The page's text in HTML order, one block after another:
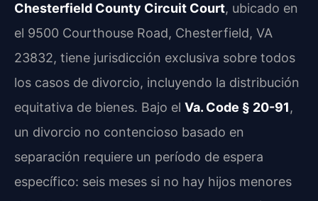
Chesterfield County Circuit Court, ubicado en
el 9500 Courthouse Road, Chesterfield, VA
23832, tiene jurisdicción exclusiva sobre todos
los casos de divorcio, incluyendo la distribución
equitativa de bienes. Bajo el Va. Code § 20-91,
un divorcio no contencioso basado en
separación requiere un período de espera
específico: seis meses si no hay hijos menores